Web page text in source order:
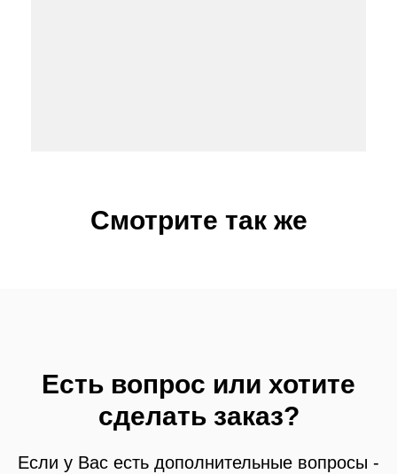
Смотрите так же
Есть вопрос или хотите
сделать заказ?
Если у Вас есть дополнительные вопросы -